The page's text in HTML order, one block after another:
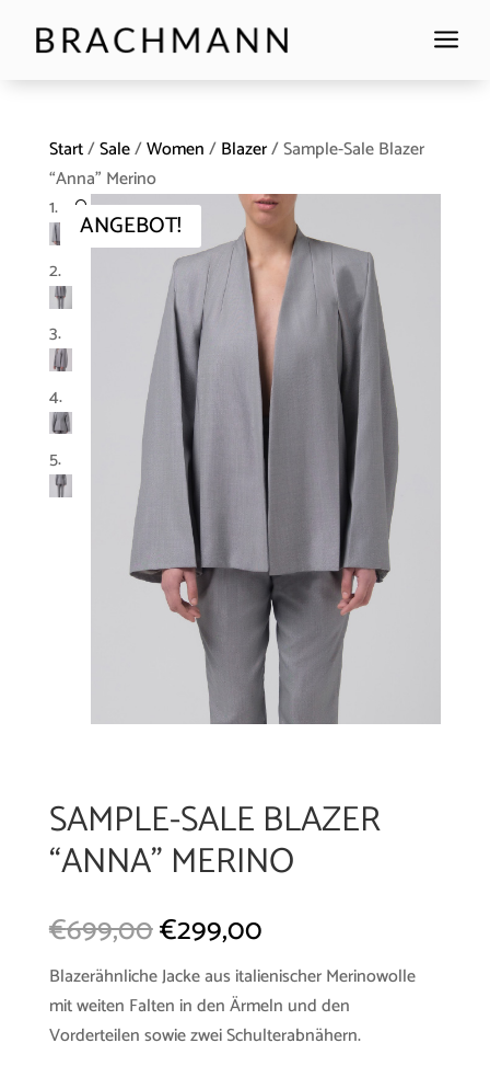
a
Start/Sale/Women/Blazer/ Sample-Sale Blazer
“Anna” Merino
ANGEBOT!
🔍
SAMPLE-SALE BLAZER
“ANNA” MERINO
€699,00€299,00
Blazerähnliche Jacke aus italienischer Merinowolle
mit weiten Falten in den Ärmeln und den
Vorderteilen sowie zwei Schulterabnähern.